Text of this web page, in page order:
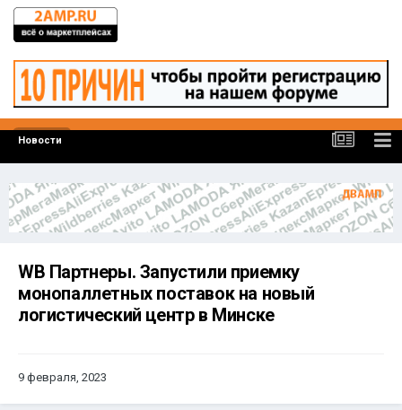
Новости
WB Партнеры. Запустили приемку
монопаллетных поставок на новый
логистический центр в Минске
9 февраля, 2023